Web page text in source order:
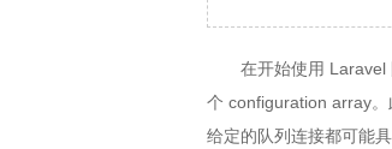
在开始使用 Laravel
个 configuration array
给定的队列连接都可能